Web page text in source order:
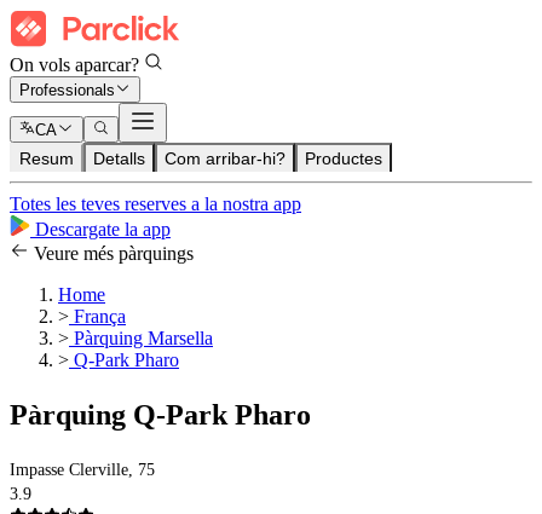
On vols aparcar?
Professionals
CA
Resum Detalls Com arribar-hi? Productes
Totes les teves reserves a la nostra app
Descargate la app
Veure més pàrquings
Home
> França
> Pàrquing Marsella
> Q-Park Pharo
Pàrquing Q-Park Pharo
Impasse Clerville, 75
3.9